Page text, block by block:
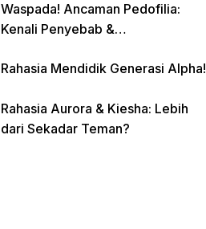
Waspada! Ancaman Pedofilia:
Kenali Penyebab &
Rahasia Mendidik Generasi Alpha!
Rahasia Aurora & Kiesha: Lebih
dari Sekadar Teman?